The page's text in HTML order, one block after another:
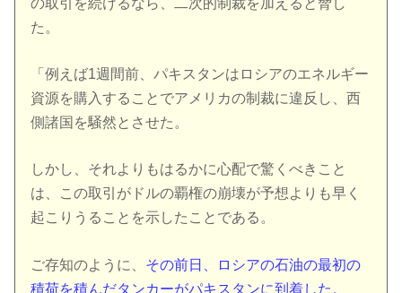
の取引を続けるなら、二次的制裁を加えると脅し
た。
「例えば1週間前、パキスタンはロシアのエネルギー
資源を購入することでアメリカの制裁に違反し、西
側諸国を騒然とさせた。
しかし、それよりもはるかに心配で驚くべきこと
は、この取引がドルの覇権の崩壊が予想よりも早く
起こりうることを示したことである。
ご存知のように、 その前日、ロシアの石油の最初の
積荷を積んだタンカーがパキスタンに到着した。